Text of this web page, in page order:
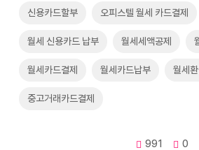
신용카드할부 오피스텔 월세 카드결제
월세 신용카드 납부 월세세액공제
월세카드결제 월세카드납부 월세
중고거래카드결제
991 0